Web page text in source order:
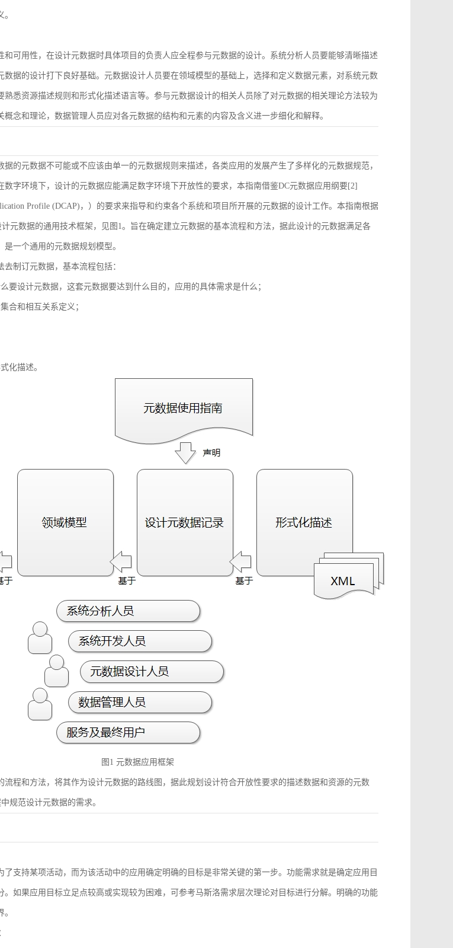
和可用性，在设计元数据时具体项目的负责人应全程参与元数据的设计。系统分析人员要能够清晰描述
数据的设计打下良好基础。元数据设计人员要在领域模型的基础上，选择和定义数据元素，对系统元数
熟悉资源描述规则和形式化描述语言等。参与元数据设计的相关人员除了对元数据的相关理论方法较为
念和理论，数据管理人员应对各元数据的结构和元素的内容及含义进一步细化和解释。
的元数据不可能或不应该由单一的元数据规则来描述，各类应用的发展产生了多样化的元数据规范，
数字环境下，设计的元数据应能满足数字环境下开放性的要求，本指南借鉴DC元数据应用纲要[2]
Profile (DCAP)，）的要求来指导和约束各个系统和项目所开展的元数据的设计工作。本指南根据
元数据的通用技术框架，见图1。旨在确定建立元数据的基本流程和方法，据此设计的元数据满足各
一个通用的元数据规划模型。
制订元数据，基本流程包括：
要设计元数据，这套元数据要达到什么目的，应用的具体需求是什么；
合和相互关系定义；
化描述。
图1 元数据应用框架
流程和方法，将其作为设计元数据的路线图，据此规划设计符合开放性要求的描述数据和资源的元数
规范设计元数据的需求。
了支持某项活动，而为该活动中的应用确定明确的目标是非常关键的第一步。功能需求就是确定应用目
。如果应用目标立足点较高或实现较为困难，可参考马斯洛需求层次理论对目标进行分解。明确的功能